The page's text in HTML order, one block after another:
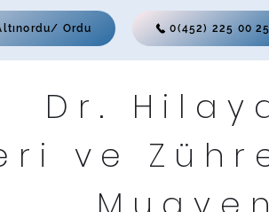
Ordu 0(452) 225 00 25
Dr.
ve